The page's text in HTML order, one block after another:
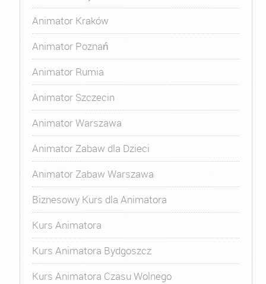
Animator Kraków
Animator Poznań
Animator Rumia
Animator Szczecin
Animator Warszawa
Animator Zabaw dla Dzieci
Animator Zabaw Warszawa
Biznesowy Kurs dla Animatora
Kurs Animatora
Kurs Animatora Bydgoszcz
Kurs Animatora Czasu Wolnego